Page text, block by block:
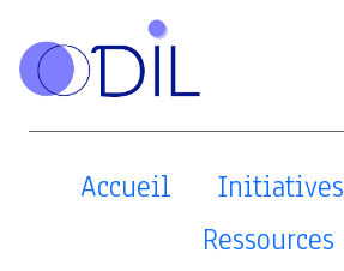
Accueil Initiatives
Ressources